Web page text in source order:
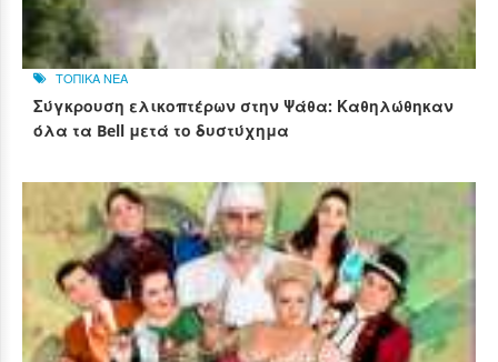
ΤΟΠΙΚΑ ΝΕΑ
Σύγκρουση ελικοπτέρων στην Ψάθα: Καθηλώθηκαν
όλα τα Bell μετά το δυστύχημα